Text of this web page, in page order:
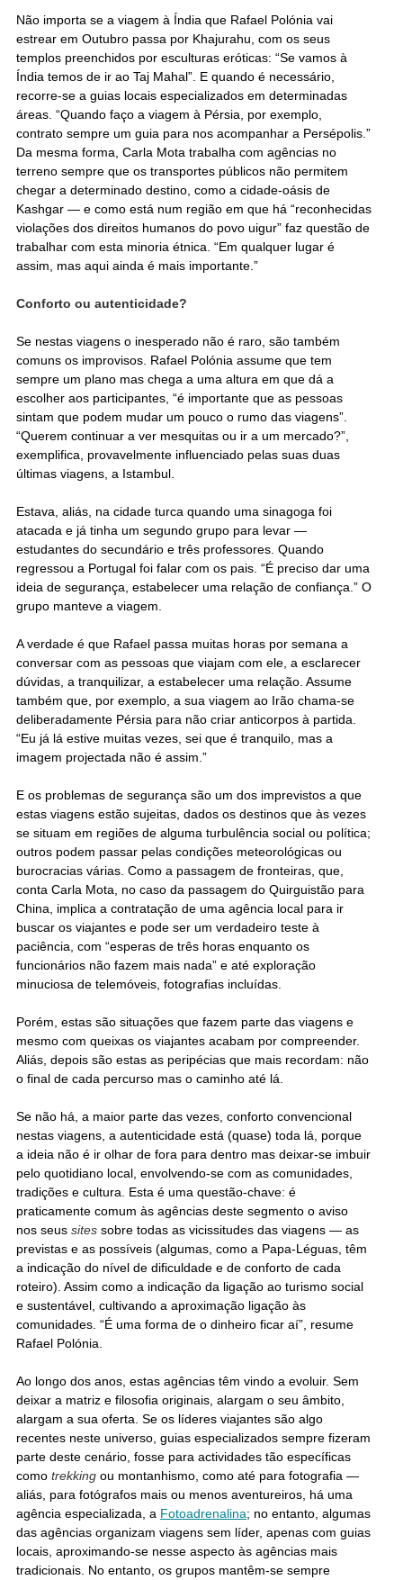
Não importa se a viagem à Índia que Rafael Polónia vai
estrear em Outubro passa por Khajurahu, com os seus
templos preenchidos por esculturas eróticas: “Se vamos à
Índia temos de ir ao Taj Mahal”. E quando é necessário,
recorre-se a guias locais especializados em determinadas
áreas. “Quando faço a viagem à Pérsia, por exemplo,
contrato sempre um guia para nos acompanhar a Persépolis.”
Da mesma forma, Carla Mota trabalha com agências no
terreno sempre que os transportes públicos não permitem
chegar a determinado destino, como a cidade-oásis de
Kashgar — e como está num região em que há “reconhecidas
violações dos direitos humanos do povo uigur” faz questão de
trabalhar com esta minoria étnica. “Em qualquer lugar é
assim, mas aqui ainda é mais importante.”
Conforto ou autenticidade?
Se nestas viagens o inesperado não é raro, são também
comuns os improvisos. Rafael Polónia assume que tem
sempre um plano mas chega a uma altura em que dá a
escolher aos participantes, “é importante que as pessoas
sintam que podem mudar um pouco o rumo das viagens”.
“Querem continuar a ver mesquitas ou ir a um mercado?”,
exemplifica, provavelmente influenciado pelas suas duas
últimas viagens, a Istambul.
Estava, aliás, na cidade turca quando uma sinagoga foi
atacada e já tinha um segundo grupo para levar —
estudantes do secundário e três professores. Quando
regressou a Portugal foi falar com os pais. “É preciso dar uma
ideia de segurança, estabelecer uma relação de confiança.” O
grupo manteve a viagem.
A verdade é que Rafael passa muitas horas por semana a
conversar com as pessoas que viajam com ele, a esclarecer
dúvidas, a tranquilizar, a estabelecer uma relação. Assume
também que, por exemplo, a sua viagem ao Irão chama-se
deliberadamente Pérsia para não criar anticorpos à partida.
“Eu já lá estive muitas vezes, sei que é tranquilo, mas a
imagem projectada não é assim.”
E os problemas de segurança são um dos imprevistos a que
estas viagens estão sujeitas, dados os destinos que às vezes
se situam em regiões de alguma turbulência social ou política;
outros podem passar pelas condições meteorológicas ou
burocracias várias. Como a passagem de fronteiras, que,
conta Carla Mota, no caso da passagem do Quirguistão para
China, implica a contratação de uma agência local para ir
buscar os viajantes e pode ser um verdadeiro teste à
paciência, com “esperas de três horas enquanto os
funcionários não fazem mais nada” e até exploração
minuciosa de telemóveis, fotografias incluídas.
Porém, estas são situações que fazem parte das viagens e
mesmo com queixas os viajantes acabam por compreender.
Aliás, depois são estas as peripécias que mais recordam: não
o final de cada percurso mas o caminho até lá.
Se não há, a maior parte das vezes, conforto convencional
nestas viagens, a autenticidade está (quase) toda lá, porque
a ideia não é ir olhar de fora para dentro mas deixar-se imbuir
pelo quotidiano local, envolvendo-se com as comunidades,
tradições e cultura. Esta é uma questão-chave: é
praticamente comum às agências deste segmento o aviso
nos seus sitessobre todas as vicissitudes das viagens — as
previstas e as possíveis (algumas, como a Papa-Léguas, têm
a indicação do nível de dificuldade e de conforto de cada
roteiro). Assim como a indicação da ligação ao turismo social
e sustentável, cultivando a aproximação ligação às
comunidades. “É uma forma de o dinheiro ficar aí”, resume
Rafael Polónia.
Ao longo dos anos, estas agências têm vindo a evoluir. Sem
deixar a matriz e filosofia originais, alargam o seu âmbito,
alargam a sua oferta. Se os líderes viajantes são algo
recentes neste universo, guias especializados sempre fizeram
parte deste cenário, fosse para actividades tão específicas
como trekkingou montanhismo, como até para fotografia —
aliás, para fotógrafos mais ou menos aventureiros, há uma
agência especializada, a Fotoadrenalina; no entanto, algumas
das agências organizam viagens sem líder, apenas com guias
locais, aproximando-se nesse aspecto às agências mais
tradicionais. No entanto, os grupos mantêm-se sempre